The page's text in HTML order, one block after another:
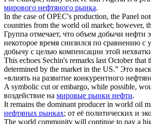
мирового нефтяного рынка.
In the case of OPEC's production, the Panel
countries from the world oil market; however,
Группа отмечает, что объем добычи нефти
некоторое время снизился по сравнению
добычу с целью компенсации этой
This echoes Sechin's remarks last October
determined by the market in the US.” Это
«влиять на развитие конкурентного
A symbolic cut or embargo, while possible,
воздействие на мировые рынки нефти.
It remains the dominant producer in world oil
нефтяных рынках; от её политических и
The world community will continue to pay a